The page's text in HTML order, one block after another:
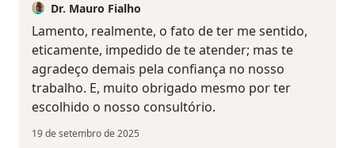
Dr. Mauro Fialho
Lamento, realmente, o fato de ter me sentido,
eticamente, impedido de te atender; mas te
agradeço demais pela confiança no nosso
trabalho. E, muito obrigado mesmo por ter
escolhido o nosso consultório.
19 de setembro de 2025